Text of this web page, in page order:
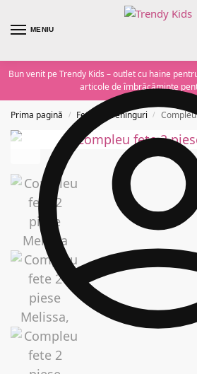
MENIU
Bun venit pe Trendy Kids – outlet cu haine
articole de îmbrăcăminte
Prima pagină / Fete Treninguri /